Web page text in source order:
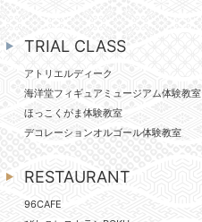
TRIAL CLASS
アトリエルディーク
海洋堂フィギュアミュージアム体験教室
ほっこくがま体験教室
デコレーションオルゴール体験教室
RESTAURANT
96CAFE